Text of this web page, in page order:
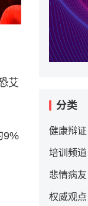
艾
9%
分类
健康辩证
培训频道
悲情病友
权威观点